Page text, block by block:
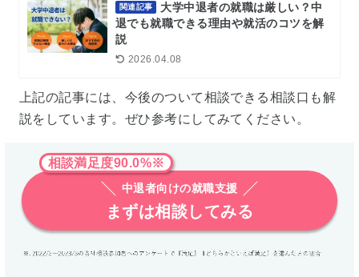
関連記事
大学中退者の就職は厳しい？中
退でも就職できる理由や就活のコツを解
説
2026.04.08
上記の記事には、今後のついて相談できる相談口も解
説をしています。ぜひ参考にしてみてください。
相談満足度90.0%※
中退者向けの就職支援
まずは相談してみる